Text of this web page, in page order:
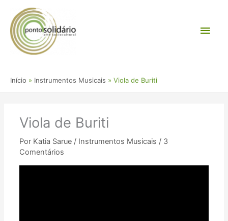
para
conteúdo
Início Instrumentos Musicais Viola de Buriti
Viola de Buriti
Por Katia Sarue / Instrumentos Musicais / 3
Comentários